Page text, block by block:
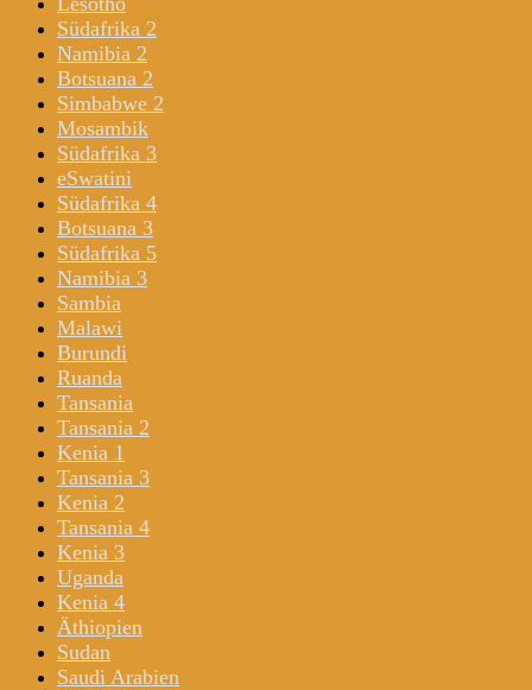
Südafrika 2
Namibia 2
Botsuana 2
Simbabwe 2
Mosambik
Südafrika 3
eSwatini
Südafrika 4
Botsuana 3
Südafrika 5
Namibia 3
Sambia
Malawi
Burundi
Ruanda
Tansania
Tansania 2
Kenia 1
Tansania 3
Kenia 2
Tansania 4
Kenia 3
Uganda
Kenia 4
Äthiopien
Sudan
Saudi Arabien